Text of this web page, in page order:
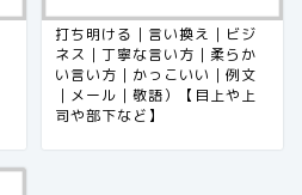
打ち明ける｜言い換え｜ビジ
ネス｜丁寧な言い方｜柔らか
い言い方｜かっこいい｜例文
｜メール｜敬語）【目上や上
司や部下など】